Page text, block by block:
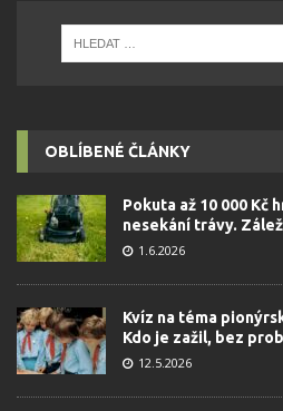
OBLÍBENÉ ČLÁNKY
Pokuta až 10 000 Kč
nesekání trávy.
1.6.2026
Kvíz na téma
Kdo je zažil, bez
12.5.2026